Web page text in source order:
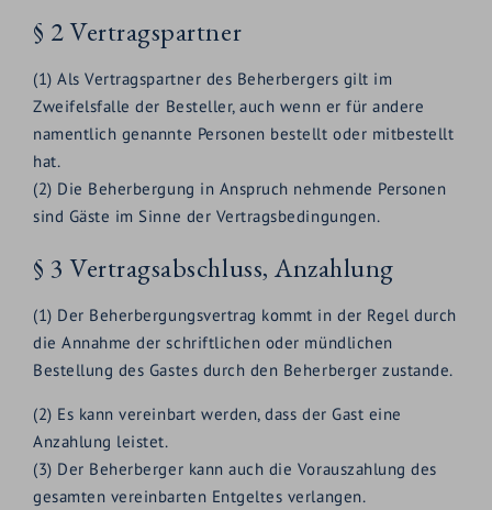
§ 2 Vertragspartner
(1) Als Vertragspartner des Beherbergers gilt im
Zweifelsfalle der Besteller, auch wenn er für andere
namentlich genannte Personen bestellt oder mitbestellt
hat.
(2) Die Beherbergung in Anspruch nehmende Personen
sind Gäste im Sinne der Vertragsbedingungen.
§ 3 Vertragsabschluss, Anzahlung
(1) Der Beherbergungsvertrag kommt in der Regel durch
die Annahme der schriftlichen oder mündlichen
Bestellung des Gastes durch den Beherberger zustande.
(2) Es kann vereinbart werden, dass der Gast eine
Anzahlung leistet.
(3) Der Beherberger kann auch die Vorauszahlung des
gesamten vereinbarten Entgeltes verlangen.